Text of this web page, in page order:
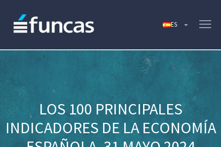
LOS 100 PRINCIPALES
INDICADORES DE LA ECONOMÍA